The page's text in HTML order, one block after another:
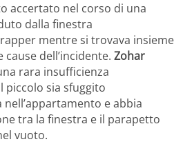
accertato nel corso di una
dalla finestra
mentre si trovava insieme
dell’incidente. Zohar
rara insufficienza
piccolo sia sfuggito
nell’appartamento e abbia
tra la finestra e il parapetto
vuoto.